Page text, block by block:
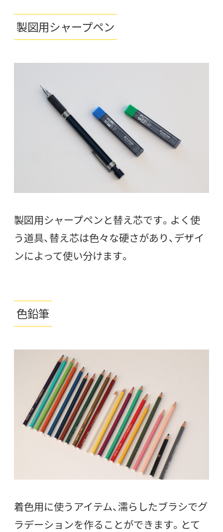
製図用シャープペン
製図用シャープペンと替え芯です。よく使
う道具、替え芯は色々な硬さがあり、デザイ
ンによって使い分けます。
色鉛筆
着色用に使うアイテム、濡らしたブラシでグ
ラデーションを作ることができます。とて